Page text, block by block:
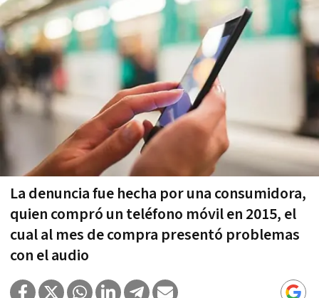
La denuncia fue hecha por una consumidora,
quien compró un teléfono móvil en 2015, el
cual al mes de compra presentó problemas
con el audio